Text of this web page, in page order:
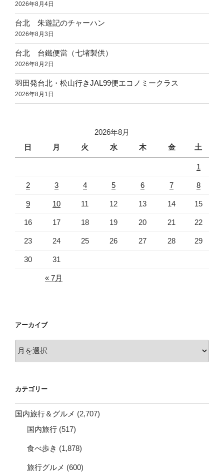
2026年8月4日
台北 朱遊記のチャーハン
2026年8月3日
台北 台鐵便當（七堵製供）
2026年8月2日
羽田発台北・松山行きJAL99便エコノミークラス
2026年8月1日
2026年8月
日
月 火 水 木 金 土
1
2 3 4 5 6 7 8
9 10 11 12 13 14 15
16 17 18 19 20 21 22
23 24 25 26 27 28 29
30 31
« 7月
アーカイブ
ー
ブ
カテゴリー
国内旅行＆グルメ (2,707)
国内旅行 (517)
食べ歩き (1,878)
旅行グルメ (600)